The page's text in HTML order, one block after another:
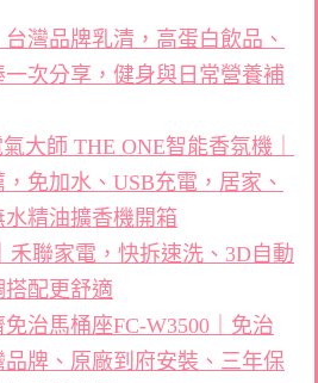
灣品牌乳清，高蛋白飲品、
次分享，健身與日常營養補
大師 THE ONE智能香氛機｜
免加水、USB充電，居家、
精油擴香機開箱
禾聯家電，快拆速洗、3D自動
配更舒適
治馬桶座FC-W3500｜免治
品牌、原廠到府安裝、三年保